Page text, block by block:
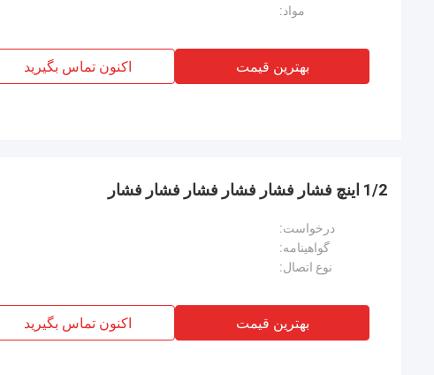
مواد:
بهترین قیمت اکنون تماس بگیرید
1/2 اینچ فشار فشار فشار فشار فشار فشار
درخواست:
گواهینامه:
نوع اتصال:
بهترین قیمت اکنون تماس بگیرید